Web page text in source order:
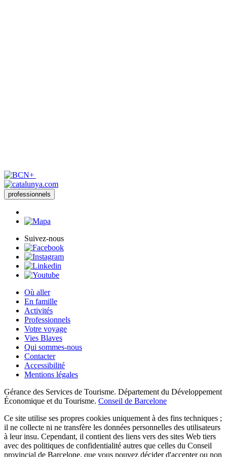
professionnels
Suivez-nous
Où aller
En famille
Activités
Professionnels
Votre voyage
Vies Blaves
Qui sommes-nous
Contacter
Accessibilité
Mentions légales
Gérance des Services de Tourisme. Département du Développement
Économique et du Tourisme. Conseil de Barcelone
Ce site utilise ses propres cookies uniquement à des fins techniques ;
il ne collecte ni ne transfère les données personnelles des utilisateurs
à leur insu. Cependant, il contient des liens vers des sites Web tiers
avec des politiques de confidentialité autres que celles du Conseil
provincial de Barcelone, que vous pouvez décider d'accepter ou non